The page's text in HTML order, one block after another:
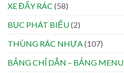
XE ĐẨY RÁC (58)
BỤC PHÁT BIỂU(2)
THÙNG RÁC NHỰA (107)
BẢNG CHỈ DẪN – BẢNG MENU